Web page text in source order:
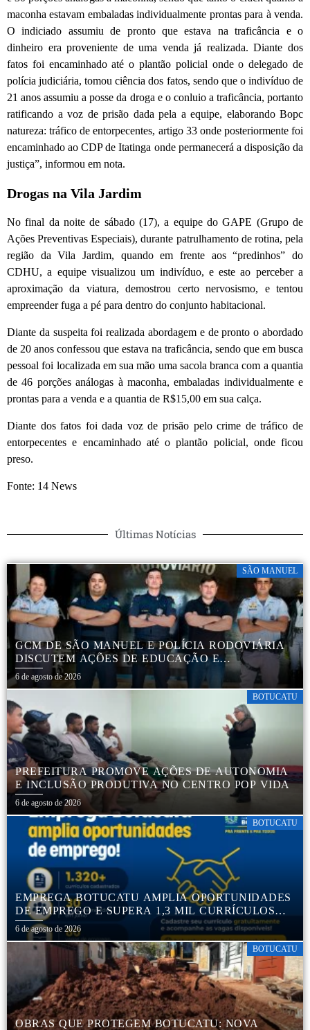
maconha estavam embaladas individualmente prontas para à venda.
O indiciado assumiu de pronto que estava na traficância e o
dinheiro era proveniente de uma venda já realizada. Diante dos
fatos foi encaminhado até o plantão policial onde o delegado de
polícia judiciária, tomou ciência dos fatos, sendo que o indivíduo de
21 anos assumiu a posse da droga e o conluio a traficância, portanto
ratificando a voz de prisão dada pela a equipe, elaborando Bopc
natureza: tráfico de entorpecentes, artigo 33 onde posteriormente foi
encaminhado ao CDP de Itatinga onde permanecerá a disposição da
justiça”, informou em nota.
Drogas na Vila Jardim
No final da noite de sábado (17), a equipe do GAPE (Grupo de
Ações Preventivas Especiais), durante patrulhamento de rotina, pela
região da Vila Jardim, quando em frente aos “predinhos” do
CDHU, a equipe visualizou um indivíduo, e este ao perceber a
aproximação da viatura, demostrou certo nervosismo, e tentou
empreender fuga a pé para dentro do conjunto habitacional.
Diante da suspeita foi realizada abordagem e de pronto o abordado
de 20 anos confessou que estava na traficância, sendo que em busca
pessoal foi localizada em sua mão uma sacola branca com a quantia
de 46 porções análogas à maconha, embaladas individualmente e
prontas para a venda e a quantia de R$15,00 em sua calça.
Diante dos fatos foi dada voz de prisão pelo crime de tráfico de
entorpecentes e encaminhado até o plantão policial, onde ficou
preso.
Fonte: 14 News
Últimas Notícias
SÃO MANUEL
GCM DE SÃO MANUEL E POLÍCIA RODOVIÁRIA
DISCUTEM AÇÕES DE EDUCAÇÃO E
SEGURANÇA NO TRÂNSITO
6 de agosto de 2026
BOTUCATU
PREFEITURA PROMOVE AÇÕES DE AUTONOMIA
E INCLUSÃO PRODUTIVA NO CENTRO POP VIDA
6 de agosto de 2026
BOTUCATU
EMPREGA BOTUCATU AMPLIA OPORTUNIDADES
DE EMPREGO E SUPERA 1,3 MIL CURRÍCULOS
CADASTRADOS
6 de agosto de 2026
BOTUCATU
OBRAS QUE PROTEGEM BOTUCATU: NOVA